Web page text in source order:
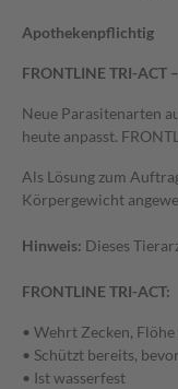
Apothekenpflichtig
FRONTLINE TRI-ACT
Neue Parasitenarten
heute anpasst.
Als Lösung zum
Körpergewicht
Hinweis: Dieses
FRONTLINE TRI-ACT:
• Wehrt Zecken,
• Schützt bereits,
• Ist wasserfest